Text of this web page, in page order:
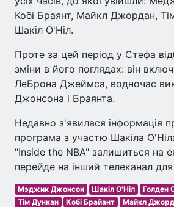
Кобі Браянт, Майкл Джордан,
Шакіл О'Ніл.
Проте за цей період у Стефа
зміни в його поглядах: він
ЛеБрона Джеймса, водночас
Джонсона і Браянта.
Недавно з'явилася інформація
програма з участю Шакіла
"Inside the NBA" залишиться на
перейде на інший телеканал для
Мэджик Джонсон Шакіл О'Ніл
Голден
Тім Дункан
Кобі Брайант
Майкл